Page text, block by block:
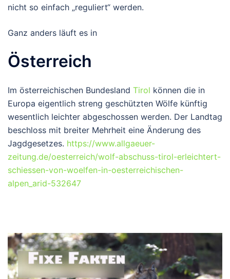
nicht so einfach „reguliert“ werden.
Ganz anders läuft es in
Österreich
Im österreichischen Bundesland Tirol können die in
Europa eigentlich streng geschützten Wölfe künftig
wesentlich leichter abgeschossen werden. Der Landtag
beschloss mit breiter Mehrheit eine Änderung des
Jagdgesetzes. https://www.allgaeuer-
zeitung.de/oesterreich/wolf-abschuss-tirol-erleichtert-
schiessen-von-woelfen-in-oesterreichischen-
alpen_arid-532647